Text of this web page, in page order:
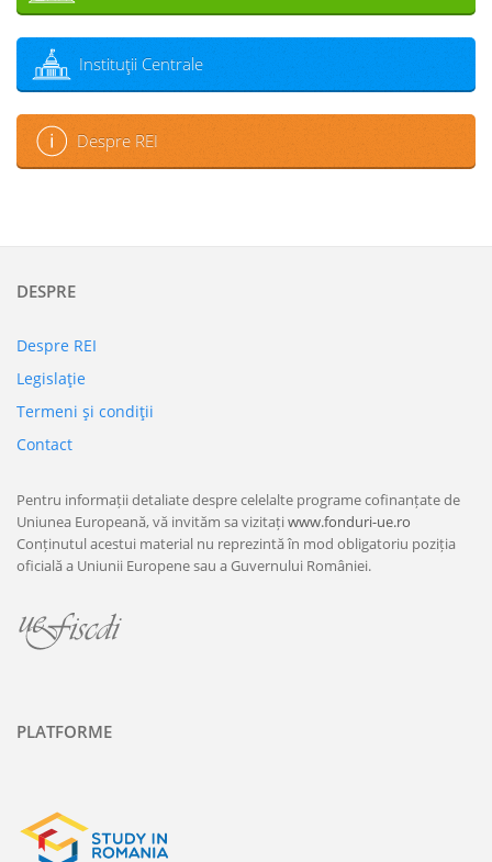
Instituţii Centrale
Despre REI
DESPRE
Despre REI
Legislaţie
Termeni şi condiţii
Contact
Pentru informații detaliate despre celelalte programe cofinanțate de
Uniunea Europeană, vă invităm sa vizitațiwww.fonduri-ue.ro
Conținutul acestui material nu reprezintă în mod obligatoriu poziția
oficială a Uniunii Europene sau a Guvernului României.
PLATFORME